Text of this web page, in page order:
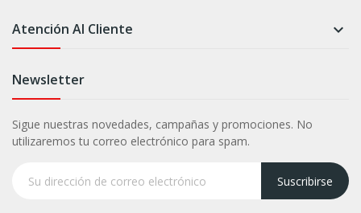
Atención Al Cliente 
Newsletter
Sigue nuestras novedades, campañas y promociones. No
utilizaremos tu correo electrónico para spam.
Suscribirse